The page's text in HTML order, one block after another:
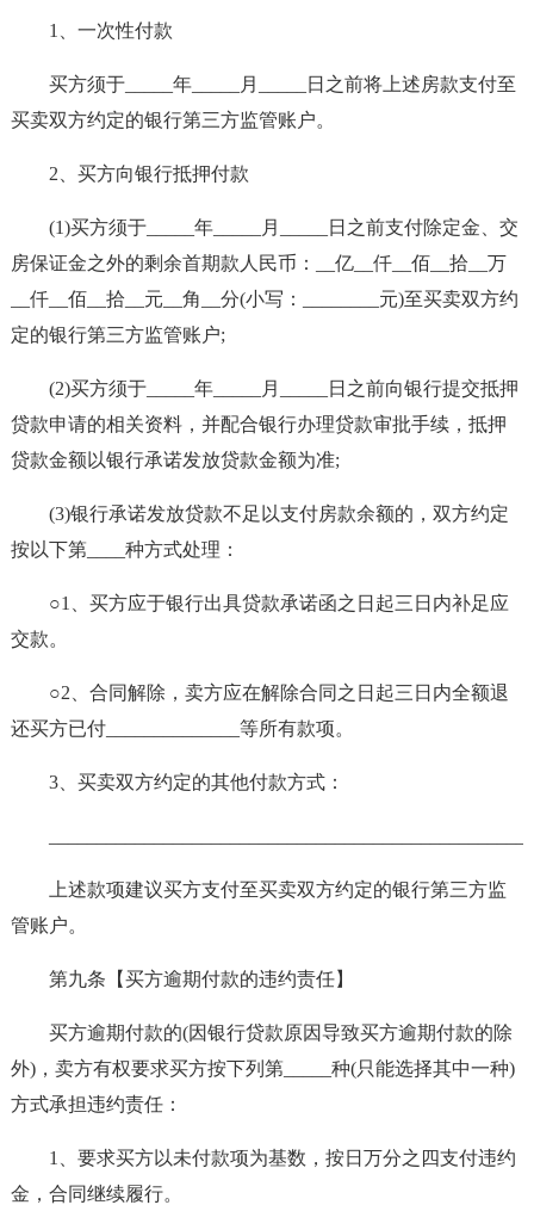
1、一次性付款
买方须于_____年_____月_____日之前将上述房款支付至
买卖双方约定的银行第三方监管账户。
2、买方向银行抵押付款
(1)买方须于_____年_____月_____日之前支付除定金、交
房保证金之外的剩余首期款人民币：__亿__仟__佰__拾__万
__仟__佰__拾__元__角__分(小写：________元)至买卖双方约
定的银行第三方监管账户;
(2)买方须于_____年_____月_____日之前向银行提交抵押
贷款申请的相关资料，并配合银行办理贷款审批手续，抵押
贷款金额以银行承诺发放贷款金额为准;
(3)银行承诺发放贷款不足以支付房款余额的，双方约定
按以下第____种方式处理：
○1、买方应于银行出具贷款承诺函之日起三日内补足应
交款。
○2、合同解除，卖方应在解除合同之日起三日内全额退
还买方已付______________等所有款项。
3、买卖双方约定的其他付款方式：
上述款项建议买方支付至买卖双方约定的银行第三方监
管账户。
第九条【买方逾期付款的违约责任】
买方逾期付款的(因银行贷款原因导致买方逾期付款的除
外)，卖方有权要求买方按下列第_____种(只能选择其中一种)
方式承担违约责任：
1、要求买方以未付款项为基数，按日万分之四支付违约
金，合同继续履行。